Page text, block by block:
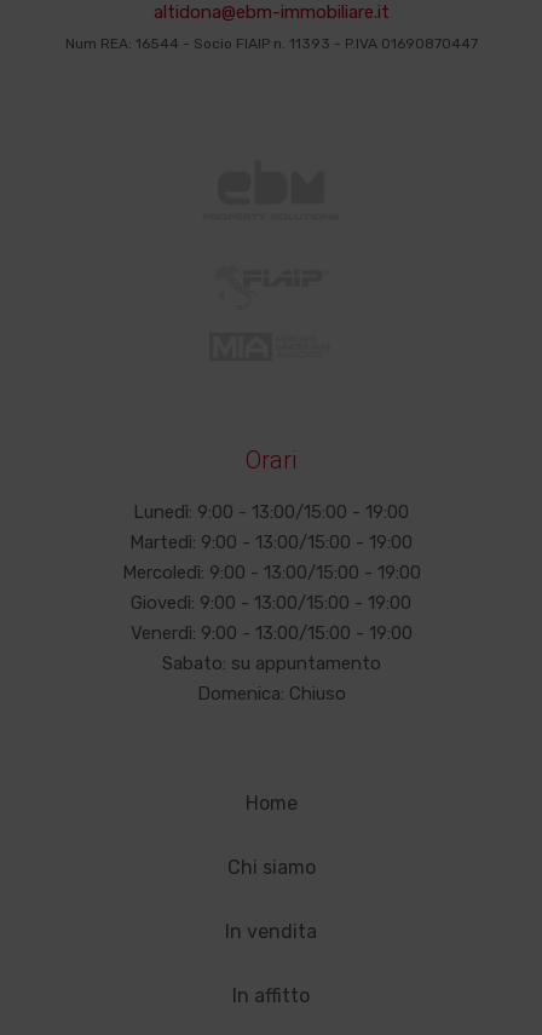
altidona@ebm-immobiliare.it
Num REA: 16544 - Socio FIAIP n. 11393 - P.IVA 01690870447
Orari
Lunedì: 9:00 - 13:00/15:00 - 19:00
Martedì: 9:00 - 13:00/15:00 - 19:00
Mercoledì: 9:00 - 13:00/15:00 - 19:00
Giovedì: 9:00 - 13:00/15:00 - 19:00
Venerdì: 9:00 - 13:00/15:00 - 19:00
Sabato: su appuntamento
Domenica: Chiuso
Home
Chi siamo
In vendita
In affitto